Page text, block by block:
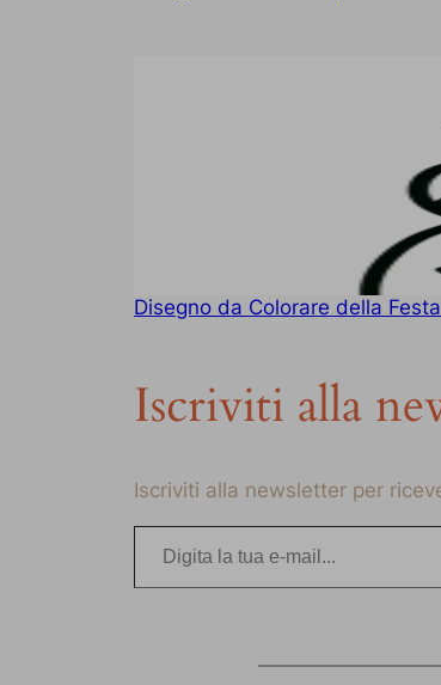
Disegno da Colorare della
Iscriviti alla
Iscriviti alla newsletter per
Digita la tua e-mail…